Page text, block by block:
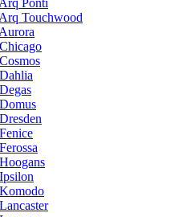
Ponti
Touchwood